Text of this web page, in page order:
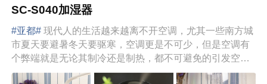
SC-S040加湿器
#亚都# 现代人的生活越来越离不开空调，尤其一些南方城
市夏天要避暑冬天要驱寒，空调更是不可少，但是空调有
个弊端就是无论其制冷还是制热，都不可避免的引发空气
过分干燥，我们都...